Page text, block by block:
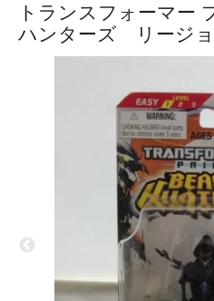
トランスフォーマー
ハンターズ リージ